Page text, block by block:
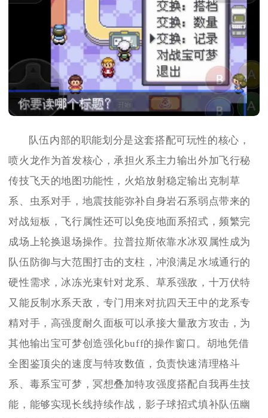
队伍内部的职能划分是这套搭配可玩性的核心，
喷火龙作为首发核心，承担火系主力输出外加飞行秘
传技飞天的地图功能性，火焰放射稳定输出克制草
系、虫系对手，地震技能弥补自身岩石系弱点带来的
对战短板，飞行属性还可以免疫地面系招式，频繁完
成场上轮换退场操作。拉普拉斯依靠水冰双属性成为
队伍防御与大范围打击的支柱，冲浪满足水域通行的
硬性需求，冰冻光束针对龙系、草系强敌，十万伏特
又能反制水系天敌，专门用来对抗四天王中的龙系专
精对手，高强度耐久面板可以承接大量敌方攻击，为
其他输出宝可梦创造强化buff的操作窗口。胡地凭借
全图鉴顶尖的速度与特攻数值，负责快速清理格斗
系、毒系宝可梦，冥想叠加特攻强度搭配自我再生技
能，能够实现长线持续作战，影子球招式填补队伍幽